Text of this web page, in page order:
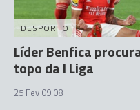
DESPORTO
Líder Benfica
topo da I Liga
25 Fev 09:08